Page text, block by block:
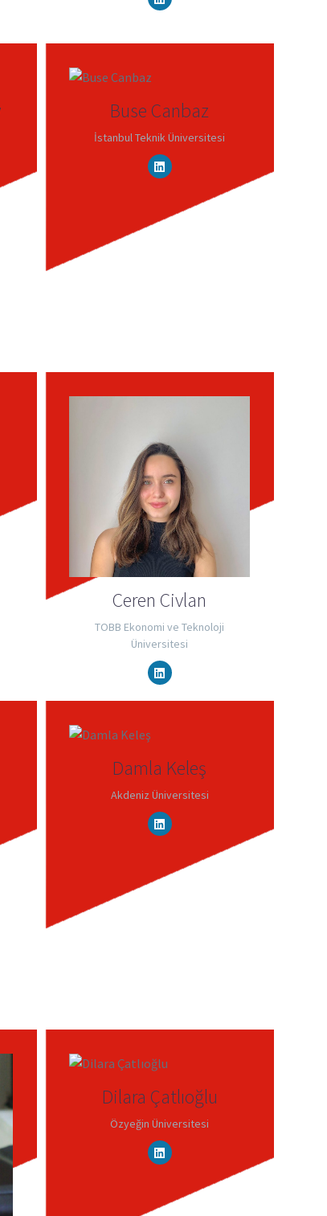
Buse Canbaz
İstanbul Teknik Üniversitesi
Ceren Civlan
TOBB Ekonomi ve Teknoloji
Üniversitesi
Damla Keleş
Akdeniz Üniversitesi
Dilara Çatlıoğlu
Özyeğin Üniversitesi